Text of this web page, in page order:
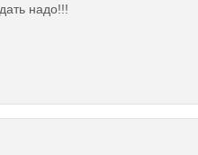
надо!!!